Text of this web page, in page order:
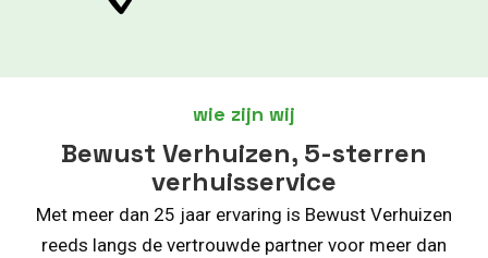
wie zijn wij
Bewust Verhuizen, 5-sterren
verhuisservice
Met meer dan 25 jaar ervaring is Bewust Verhuizen
reeds langs de vertrouwde partner voor meer dan